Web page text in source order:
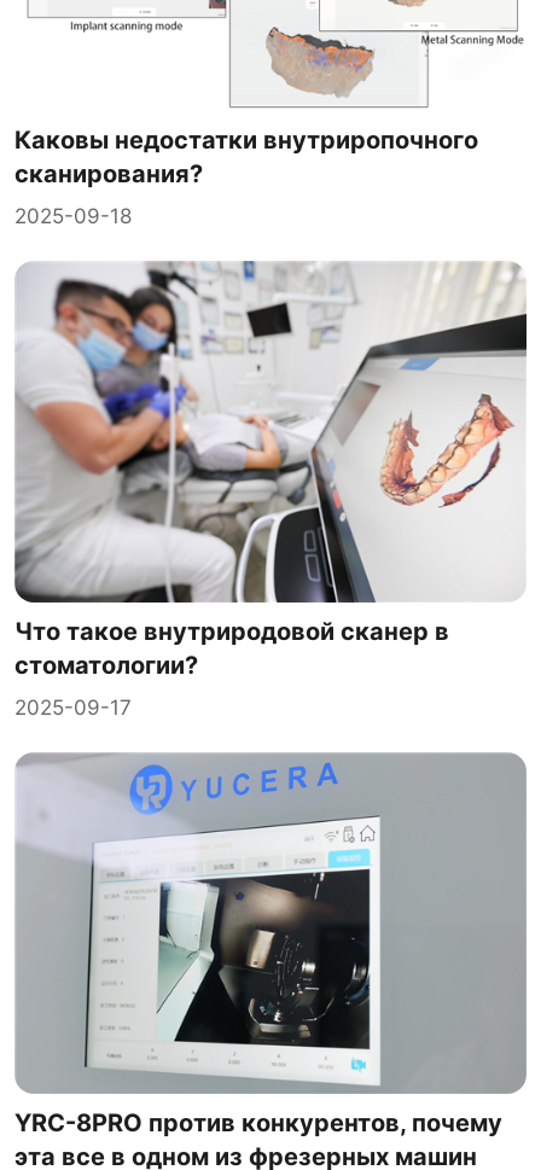
Каковы недостатки внутриропочного
сканирования?
2025-09-18
Что такое внутриродовой сканер в
стоматологии?
2025-09-17
YRC-8PRO против конкурентов, почему
эта все в одном из фрезерных машин